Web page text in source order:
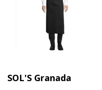
SOL'S Granada